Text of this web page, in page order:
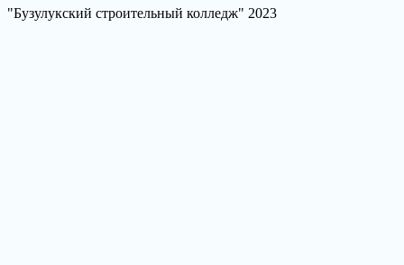
"Бузулукский строительный колледж" 2023